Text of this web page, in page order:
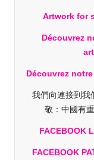
Artwork for
Découvrez
Découvrez
我們向連接到我
敬：中國有
FACEBOOK
FACEBOOK